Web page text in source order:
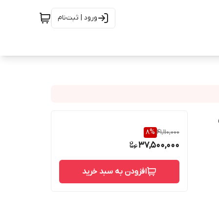
ورود | ثبت‌نام
41,110,000
8%
37,500,000
افزودن به سبد خرید